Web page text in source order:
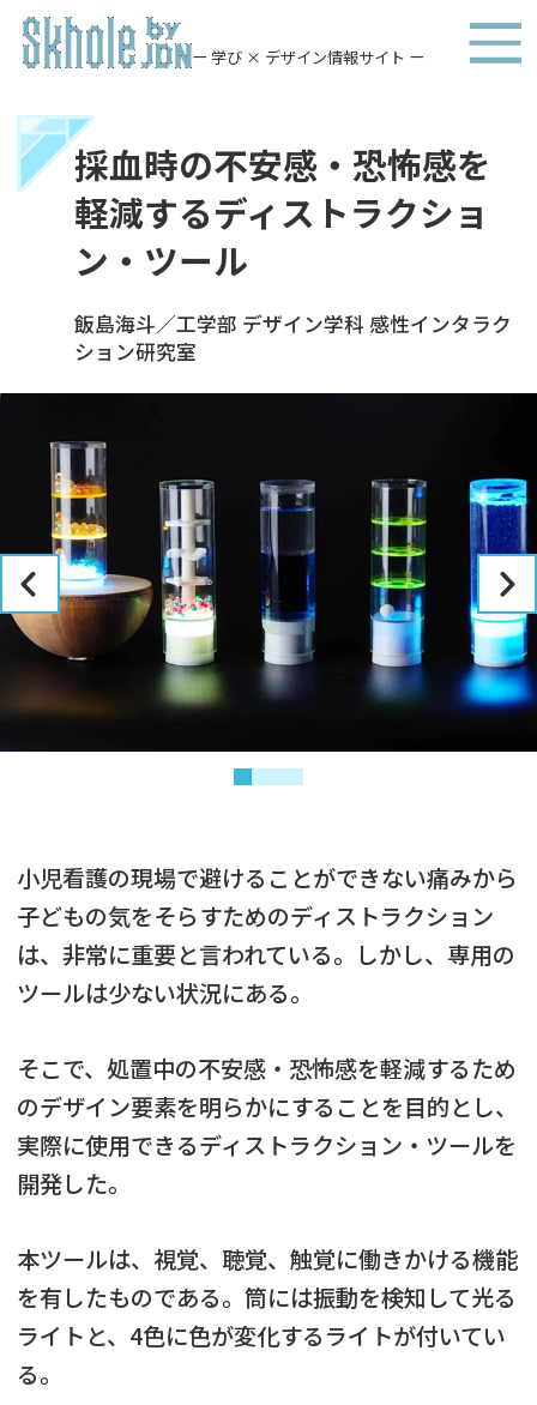
ー 学び × デザイン情報サイト ー
採血時の不安感・恐怖感を
軽減するディストラクショ
ン・ツール
飯島海斗／工学部 デザイン学科 感性インタラク
ション研究室
小児看護の現場で避けることができない痛みから
子どもの気をそらすためのディストラクション
は、非常に重要と言われている。しかし、専用の
ツールは少ない状況にある。
そこで、処置中の不安感・恐怖感を軽減するため
のデザイン要素を明らかにすることを目的とし、
実際に使用できるディストラクション・ツールを
開発した。
本ツールは、視覚、聴覚、触覚に働きかける機能
を有したものである。筒には振動を検知して光る
ライトと、4色に色が変化するライトが付いてい
る。